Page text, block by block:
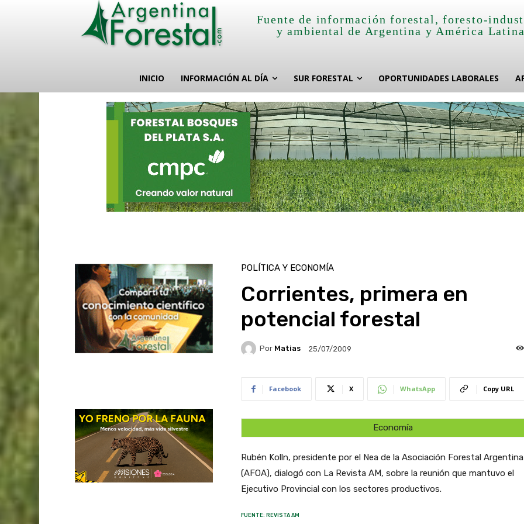
Fuente de información forestal, foresto-
y ambiental de Argentina y América
INICIO INFORMACIÓN AL DÍA SUR FORESTAL OPORTUNIDADES LABORALES
POLÍTICA Y ECONOMÍA
Corrientes, primera en
potencial forestal
Por Matias 25/07/2009
Facebook X WhatsApp Copy URL
Economía
Rubén Kolln, presidente por el Nea de la Asociación Forestal Argentina
(AFOA), dialogó con La Revista AM, sobre la reunión que mantuvo el
Ejecutivo Provincial con los sectores productivos.
FUENTE: REVISTA AM